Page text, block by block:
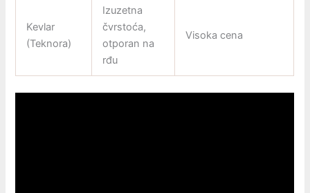
Kevlar
(Teknora)
Izuzetna
čvrstoća,
otporan na
rđu
Visoka cena